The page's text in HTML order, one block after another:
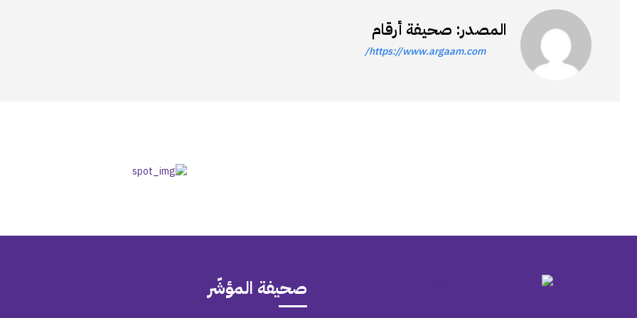
المصدر: صحيفة أرقام
https://www.argaam.com/
صحيفة المؤشّر